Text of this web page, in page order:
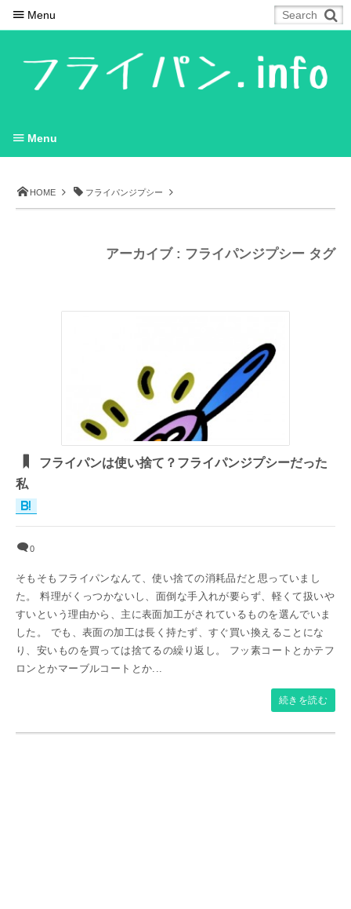
HOME フライパンジプシー
アーカイブ : フライパンジプシー タグ
フライパンは使い捨て？フライパンジプシーだった
私
0
そもそもフライパンなんて、使い捨ての消耗品だと思っていまし
た。 料理がくっつかないし、面倒な手入れが要らず、軽くて扱いや
すいという理由から、主に表面加工がされているものを選んでいま
した。 でも、表面の加工は長く持たず、すぐ買い換えることにな
り、安いものを買っては捨てるの繰り返し。 フッ素コートとかテフ
ロンとかマーブルコートとか...
続きを読む
Menu
Menu